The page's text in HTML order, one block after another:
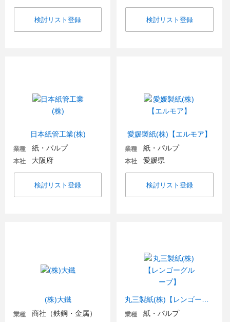
検討リスト登録 検討リスト登録
日本紙管工業(株)
業種 紙・パルプ
本社 大阪府
検討リスト登録
愛媛製紙(株)【エルモア】
業種 紙・パルプ
本社 愛媛県
検討リスト登録
(株)大鐵
業種 商社（鉄鋼・金属） 業種 紙・パルプ